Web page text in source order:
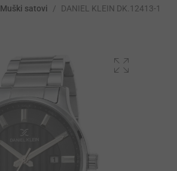
Muški satovi / DANIEL KLEIN DK.12413-1